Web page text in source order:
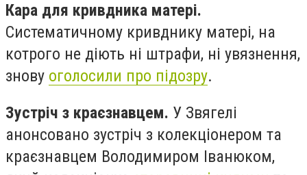
Кара для кривдника матері.
Систематичному кривднику матері, на
котрого не діють ні штрафи, ні увязнення,
знову оголосили про підозру.
Зустріч з краєзнавцем. У Звягелі
анонсовано зустріч з колекціонером та
краєзнавцем Володимиром Іванюком,